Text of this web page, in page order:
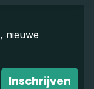
nieuwe
Inschrijven